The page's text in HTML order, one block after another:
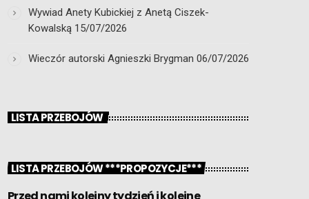
Wywiad Anety Kubickiej z Anetą Ciszek-
Kowalską 15/07/2026
Wieczór autorski Agnieszki Brygman 06/07/2026
LISTA PRZEBOJÓW
LISTA PRZEBOJÓW ***PROPOZYCJE***